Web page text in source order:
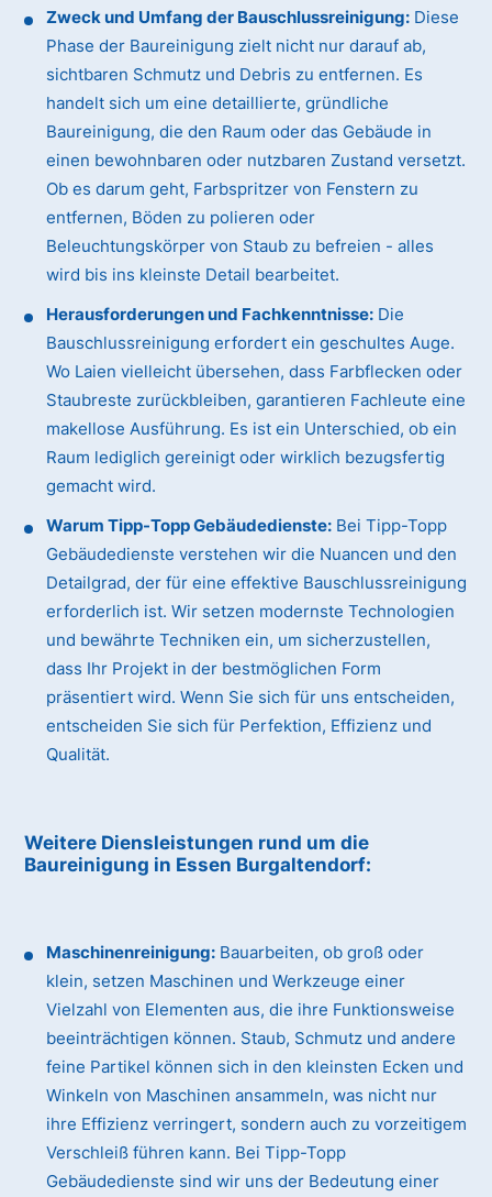
Zweck und Umfang der Bauschlussreinigung: Diese
Phase der Baureinigung zielt nicht nur darauf ab,
sichtbaren Schmutz und Debris zu entfernen. Es
handelt sich um eine detaillierte, gründliche
Baureinigung, die den Raum oder das Gebäude in
einen bewohnbaren oder nutzbaren Zustand versetzt.
Ob es darum geht, Farbspritzer von Fenstern zu
entfernen, Böden zu polieren oder
Beleuchtungskörper von Staub zu befreien - alles
wird bis ins kleinste Detail bearbeitet.
Herausforderungen und Fachkenntnisse: Die
Bauschlussreinigung erfordert ein geschultes Auge.
Wo Laien vielleicht übersehen, dass Farbflecken oder
Staubreste zurückbleiben, garantieren Fachleute eine
makellose Ausführung. Es ist ein Unterschied, ob ein
Raum lediglich gereinigt oder wirklich bezugsfertig
gemacht wird.
Warum Tipp-Topp Gebäudedienste: Bei Tipp-Topp
Gebäudedienste verstehen wir die Nuancen und den
Detailgrad, der für eine effektive Bauschlussreinigung
erforderlich ist. Wir setzen modernste Technologien
und bewährte Techniken ein, um sicherzustellen,
dass Ihr Projekt in der bestmöglichen Form
präsentiert wird. Wenn Sie sich für uns entscheiden,
entscheiden Sie sich für Perfektion, Effizienz und
Qualität.
Weitere Diensleistungen rund um die
Baureinigung in Essen Burgaltendorf:
Maschinenreinigung: Bauarbeiten, ob groß oder
klein, setzen Maschinen und Werkzeuge einer
Vielzahl von Elementen aus, die ihre Funktionsweise
beeinträchtigen können. Staub, Schmutz und andere
feine Partikel können sich in den kleinsten Ecken und
Winkeln von Maschinen ansammeln, was nicht nur
ihre Effizienz verringert, sondern auch zu vorzeitigem
Verschleiß führen kann. Bei Tipp-Topp
Gebäudedienste sind wir uns der Bedeutung einer